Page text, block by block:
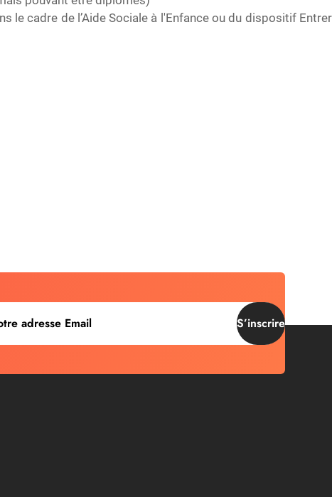
le cadre de l’Aide Sociale à l'Enfance ou du dispositif Entrer
S’inscrire